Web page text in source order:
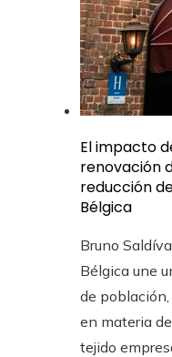
El impacto
renovación
reducción
Bélgica
Bruno
Bélgica une
de
en materia
tejido